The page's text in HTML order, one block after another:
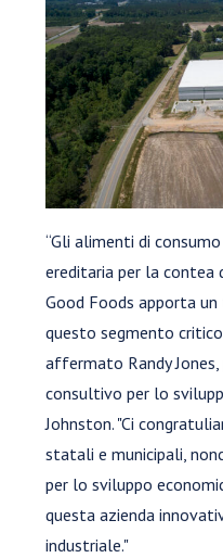
“Gli alimenti di
ereditaria per la contea
Good Foods apporta
questo segmento
affermato Randy
consultivo per lo
Johnston. "Ci
statali e municipali,
per lo sviluppo
questa azienda
industriale."